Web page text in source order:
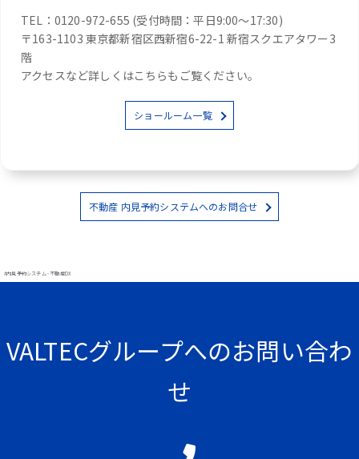
TEL：0120-972-655 (受付時間：平日9:00～17:30)
〒163-1103 東京都新宿区西新宿6-22-1 新宿スクエアタワー3
階
アクセスなど詳しくはこちらもご覧ください。
ショールーム一覧
不動産 内見予約システムへのお問合せ
#内見予約システム - 不動産DX
VALTECグループへのお問い合わ
せ